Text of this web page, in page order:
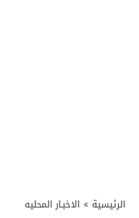
الرئيسية » الاخبـار المحليه